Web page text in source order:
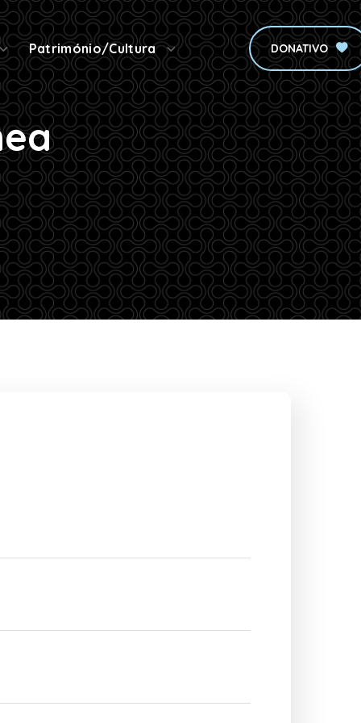
Património/Cultura DONATIVO